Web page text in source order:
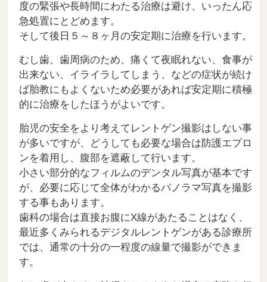
度の緊張や長時間にわたる治療は避け、いったん応
急処置にとどめます。
そして後日５～８ヶ月の安定期に治療を行います。
むし歯、歯周病のため、痛くて夜眠れない、食事が
出来ない、イライラしてしまう、などの症状が続け
ば胎教にもよくないため必要があれば安定期に積極
的に治療をしたほうがよいです。
胎児の安全をより考えてレントゲン撮影はしない事
が多いですが、どうしても必要な場合は防護エプロ
ンを着用し、腹部を遮蔽して行います。
小さい部分的なフィルムのデンタル写真が基本です
が、必要に応じて全体がわかるパノラマ写真を撮影
する事もあります。
歯科の場合は直接お腹にX線があたることはなく、
最近多くみられるデジタルレントゲンがある診療所
では、通常の十分の一程度の線量で撮影ができま
す。